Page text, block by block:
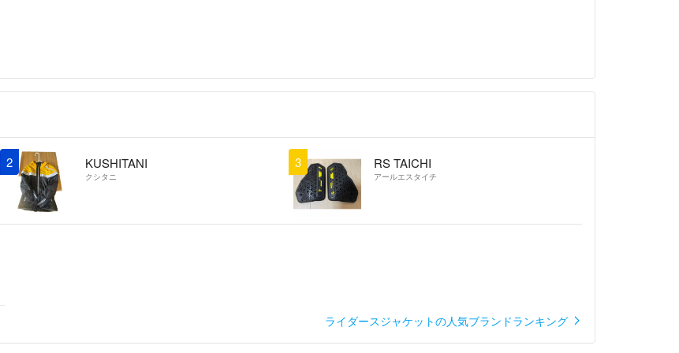
2 KUSHITANI
クシタニ
3 RS TAICHI
アールエスタイチ
ライダースジャケットの人気ブランドランキング